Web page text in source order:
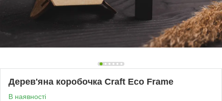
Дерев'яна коробочка Craft Eco Frame
В наявності